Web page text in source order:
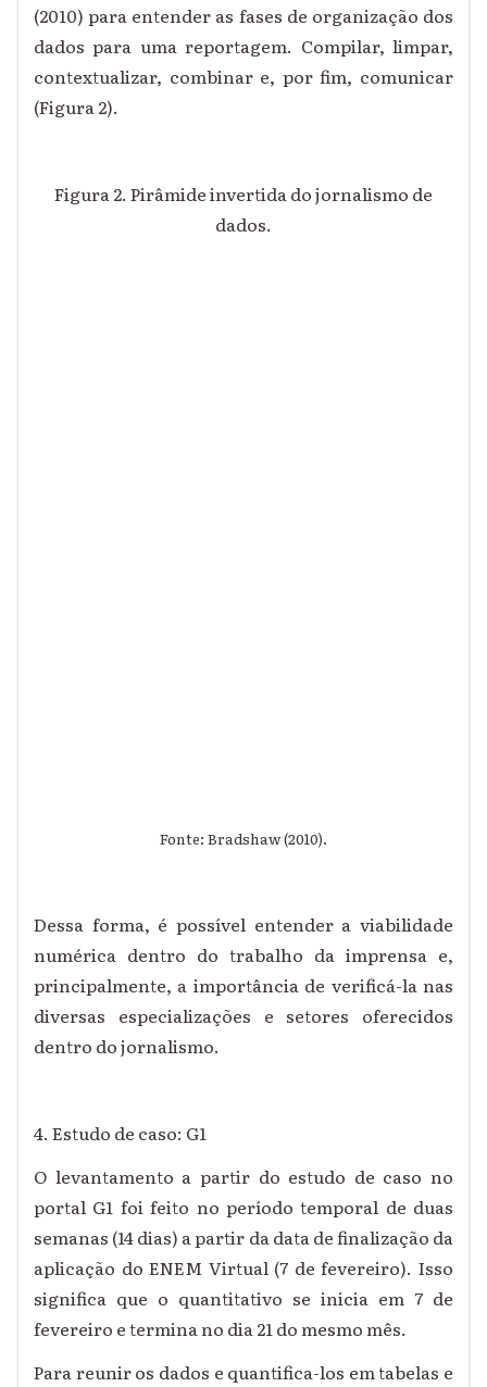
(2010) para entender as fases de organização dos
dados para uma reportagem. Compilar, limpar,
contextualizar, combinar e, por fim, comunicar
(Figura 2).
Figura 2. Pirâmide invertida do jornalismo de
dados.
Fonte: Bradshaw (2010).
Dessa forma, é possível entender a viabilidade
numérica dentro do trabalho da imprensa e,
principalmente, a importância de verificá-la nas
diversas especializações e setores oferecidos
dentro do jornalismo.
4. Estudo de caso: G1
O levantamento a partir do estudo de caso no
portal G1 foi feito no período temporal de duas
semanas (14 dias) a partir da data de finalização da
aplicação do ENEM Virtual (7 de fevereiro). Isso
significa que o quantitativo se inicia em 7 de
fevereiro e termina no dia 21 do mesmo mês.
Para reunir os dados e quantifica-los em tabelas e